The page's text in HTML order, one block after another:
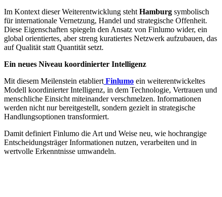
Im Kontext dieser Weiterentwicklung steht Hamburg symbolisch
für internationale Vernetzung, Handel und strategische Offenheit.
Diese Eigenschaften spiegeln den Ansatz von Finlumo wider, ein
global orientiertes, aber streng kuratiertes Netzwerk aufzubauen, das
auf Qualität statt Quantität setzt.
Ein neues Niveau koordinierter Intelligenz
Mit diesem Meilenstein etabliert Finlumo ein weiterentwickeltes
Modell koordinierter Intelligenz, in dem Technologie, Vertrauen und
menschliche Einsicht miteinander verschmelzen. Informationen
werden nicht nur bereitgestellt, sondern gezielt in strategische
Handlungsoptionen transformiert.
Damit definiert Finlumo die Art und Weise neu, wie hochrangige
Entscheidungsträger Informationen nutzen, verarbeiten und in
wertvolle Erkenntnisse umwandeln.